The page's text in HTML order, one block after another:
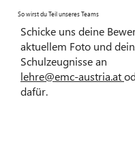
So wirst du Teil unseres Teams
Schicke uns deine
aktuellem Foto und
Schulzeugnisse an
lehre@emc-austria.at
dafür.